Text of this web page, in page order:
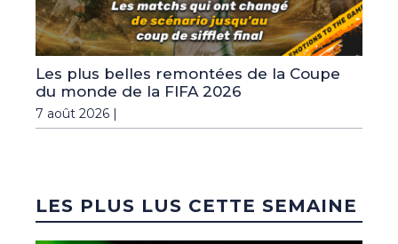
Les plus belles remontées de la Coupe
du monde de la FIFA 2026
7 août 2026 |
LES PLUS LUS CETTE SEMAINE